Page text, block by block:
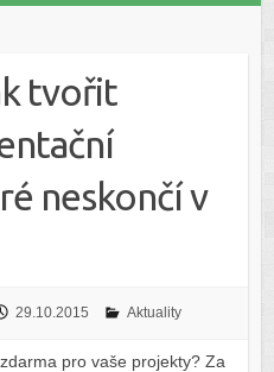
tvořit
neskončí v
29.10.2015 Aktuality
pro vaše projekty? Za